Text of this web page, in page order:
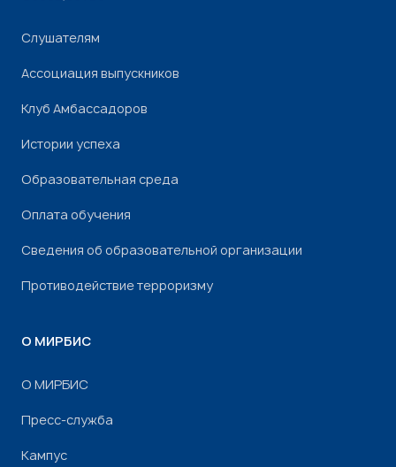
Слушателям
Ассоциация выпускников
Клуб Амбассадоров
Истории успеха
Образовательная среда
Оплата обучения
Сведения об образовательной организации
Противодействие терроризму
О МИРБИС
О МИРБИС
Пресс-служба
Кампус